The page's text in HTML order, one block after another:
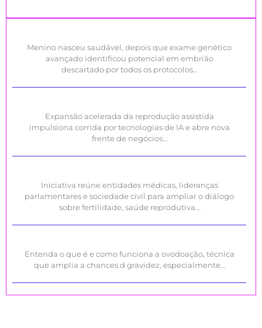
Menino nasceu saudável, depois que exame genético
avançado identificou potencial em embrião
descartado por todos os protocolos…
Expansão acelerada da reprodução assistida
impulsiona corrida por tecnologias de IA e abre nova
frente de negócios…
Iniciativa reúne entidades médicas, lideranças
parlamentares e sociedade civil para ampliar o diálogo
sobre fertilidade, saúde reprodutiva…
Entenda o que é e como funciona a ovodoação, técnica
que amplia a chances d gravidez, especialmente…